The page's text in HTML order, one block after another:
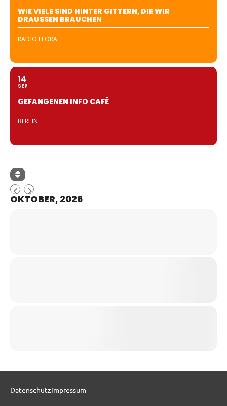
WIE VIELE SIND HINTER GITTERN, DIE WIR
DRAUSSEN BRAUCHEN
RADIO FLORA
14
SEP
GEFANGENEN INFO CAFÉ
BERLIN
OKTOBER, 2026
DatenschutzImpressum